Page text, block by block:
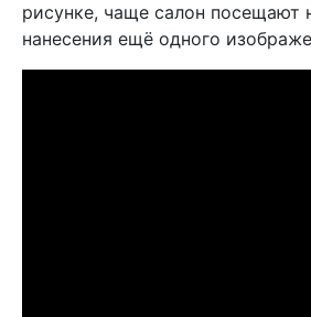
рисунке, чаще салон посещают
нанесения ещё одного